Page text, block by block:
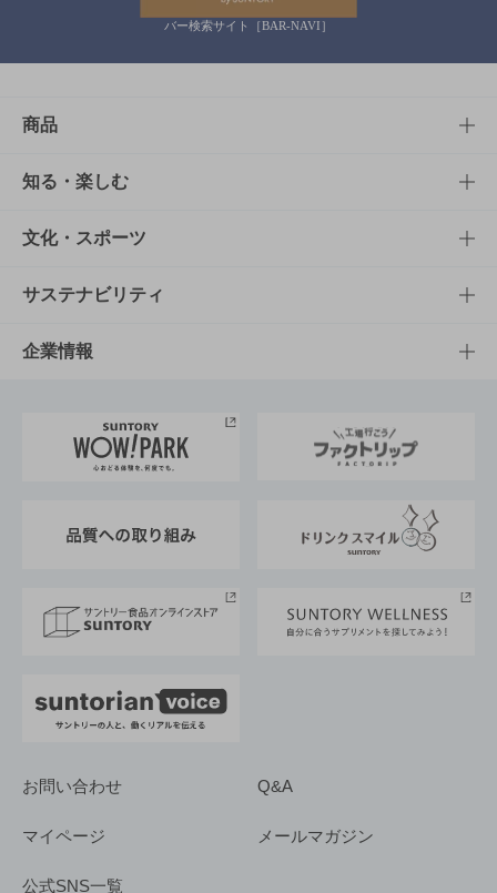
バー検索サイト［BAR-NAVI］
商品
商品TOP
商品一覧
商品発売情報
栄養成分一覧
知る・楽しむ
知る・楽しむTOP
キャンペーン
工場見学
地域情報
文化・スポーツ
文化・スポーツTOP
サントリーホール
サントリーサンバーズ大阪
サステナビリティ
サステナビリティTOP
サントリーが考えるサステナビリティ経営
企業情報
企業概要
採用情報
お問い合わせ Q&A
マイページ メールマガジン
公式SNS一覧